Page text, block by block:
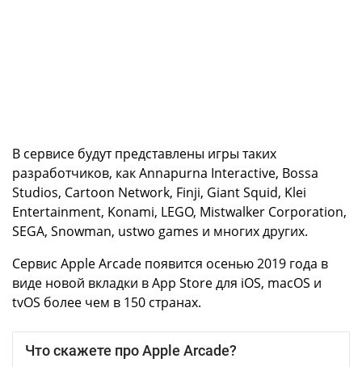
В сервисе будут представлены игры таких
разработчиков, как Annapurna Interactive, Bossa
Studios, Cartoon Network, Finji, Giant Squid, Klei
Entertainment, Konami, LEGO, Mistwalker Corporation,
SEGA, Snowman, ustwo games и многих других.
Сервис Apple Arcade появится осенью 2019 года в
виде новой вкладки в App Store для iOS, macOS и
tvOS более чем в 150 странах.